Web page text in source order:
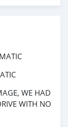
WE HAD
WITH NO